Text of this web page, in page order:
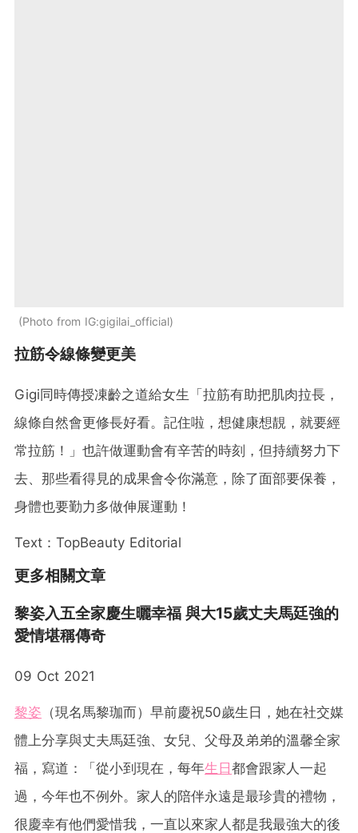
Photo from IG:gigilai_official
拉筋令線條變更美
Gigi同時傳授凍齡之道給女生「拉筋有助把肌肉拉長，
線條自然會更修長好看。記住啦，想健康想靚，就要經
常拉筋！」也許做運動會有辛苦的時刻，但持續努力下
去、那些看得見的成果會令你滿意，除了面部要保養，
身體也要勤力多做伸展運動！
Text：TopBeauty Editorial
更多相關文章
黎姿入五全家慶生曬幸福 與大15歲丈夫馬廷強的
愛情堪稱傳奇
09 Oct 2021
黎姿 （現名馬黎珈而）早前慶祝50歲生日，她在社交媒
體上分享與丈夫馬廷強、女兒、父母及弟弟的溫馨全家
福，寫道：「從小到現在，每年生日都會跟家人一起
過，今年也不例外。家人的陪伴永遠是最珍貴的禮物，
很慶幸有他們愛惜我，一直以來家人都是我最強大的後